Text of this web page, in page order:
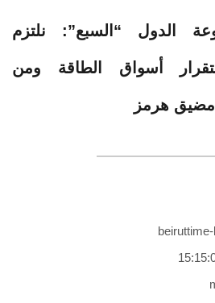
الدول “السبع”: نلتزم
أسواق الطاقة ومن
مضيق هرمز